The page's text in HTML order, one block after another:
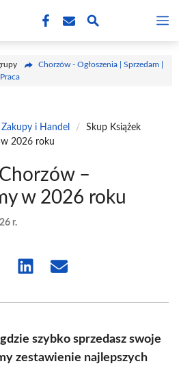
Chorzów - Ogłoszenia | Sprzedam |
Zakupy i Handel /
Skup Książek
2026 roku
–
w 2026 roku
r.
Share Share
szybko sprzedasz swoje
zestawienie najlepszych